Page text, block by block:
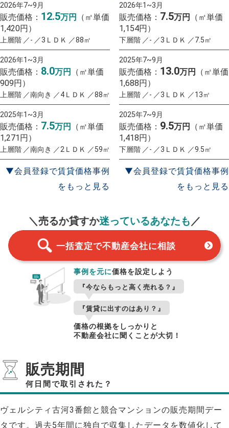
2026年7~9月
販売価格： 12.5万円
（㎡単価
1,420円）
上層階 ／- ／3ＬＤＫ ／88㎡
2026年1~3月
販売価格： 8.0万円
（㎡単価
909円）
上層階 ／南向き ／4ＬＤＫ ／88㎡
2025年1~3月
販売価格： 7.5万円
（㎡単価
1,271円）
上層階 ／南向き ／2ＬＤＫ ／59㎡
▼会員登録で賃貸価格事例
をもっと見る
2026年1~3月
販売価格： 7.5万円
（㎡単価
1,154円）
下層階 ／- ／3ＬＤＫ ／7.5㎡
2025年7~9月
販売価格： 13.0万円
（㎡単価
1,688円）
上層階 ／- ／3ＬＤＫ ／13㎡
2025年7~9月
販売価格： 9.5万円
（㎡単価
1,418円）
下層階 ／- ／3ＬＤＫ ／9.5㎡
▼会員登録で賃貸価格事例
をもっと見る
＼売るか貸すか迷っているあなたも／
一括査定で不動産会社に相談
事例を元に価格を設定しよう
『今ならもっと高く売れる？』
『賃貸に出すのはあり？』
価格の根拠をしっかりと
不動産会社に聞くことが大切！
販売期間
何日間で取引された？
ヴェルシティ古河3番館と競合マンションの販売期間デー
タです。過去5年間に独自で収集したデータを数値化して